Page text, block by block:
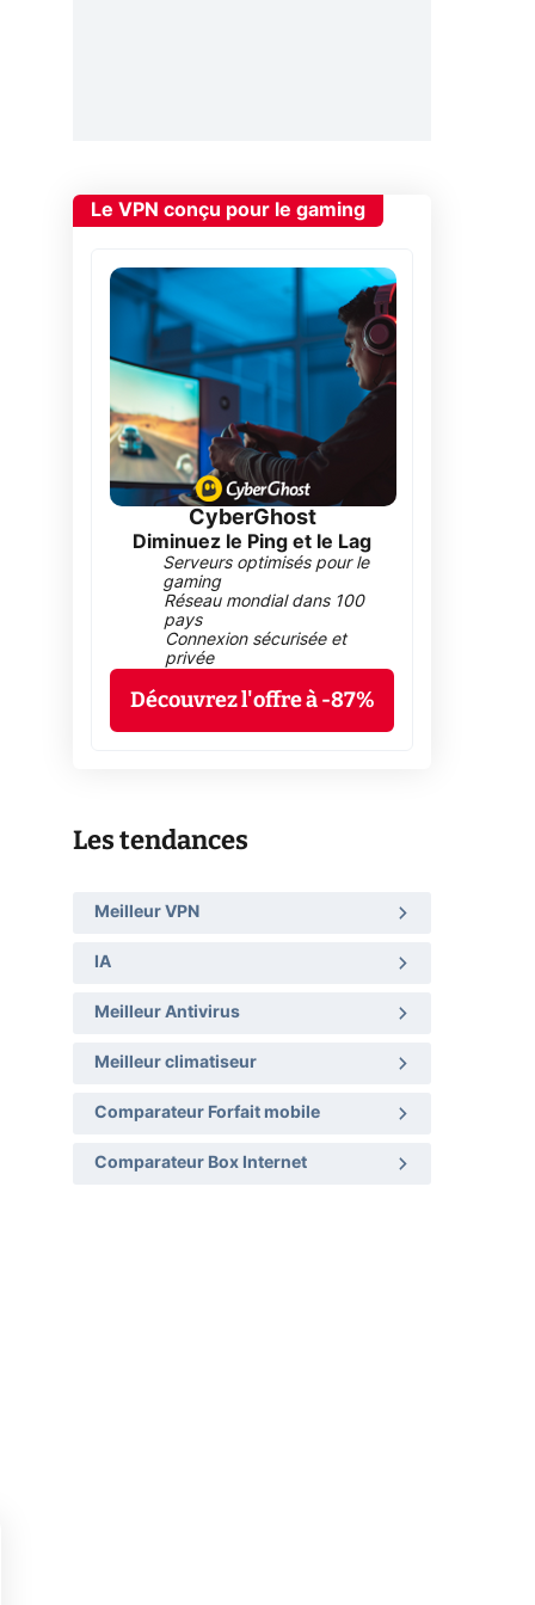
Le VPN conçu pour le gaming
CyberGhost
Diminuez le Ping et le Lag
Serveurs optimisés pour le
gaming
Réseau mondial dans 100
pays
Connexion sécurisée et
privée
Découvrez l'offre à -87%
Les tendances
Meilleur VPN
IA
Meilleur Antivirus
Meilleur climatiseur
Comparateur Forfait mobile
Comparateur Box Internet